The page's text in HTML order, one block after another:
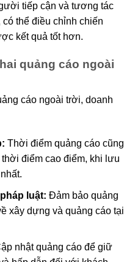
tiếp cận và tương tác
thể điều chỉnh chiến
kết quả tốt hơn.
quảng cáo ngoài
cáo ngoài trời, doanh
Thời điểm quảng cáo cũng
điểm cao điểm, khi lưu
luật: Đảm bảo quảng
xây dựng và quảng cáo tại
nhật quảng cáo để giữ